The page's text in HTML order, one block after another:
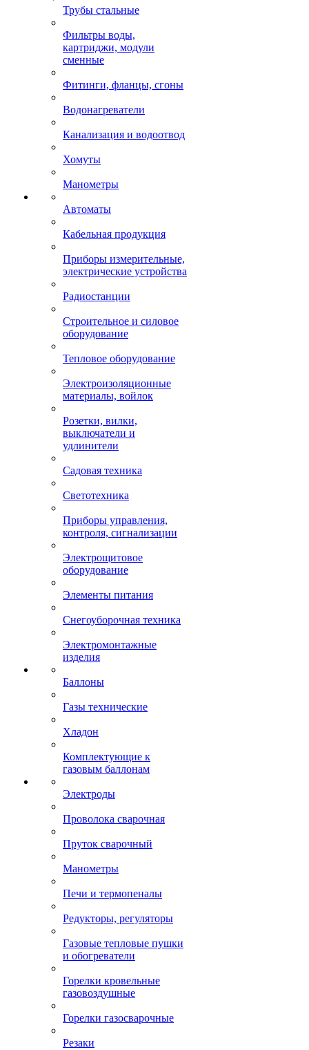
Трубы стальные
Фильтры воды,
картриджи, модули
сменные
Фитинги, фланцы, сгоны
Водонагреватели
Канализация и водоотвод
Хомуты
Манометры
Автоматы
Кабельная продукция
Приборы измерительные,
электрические устройства
Радиостанции
Строительное и силовое
оборудование
Тепловое оборудование
Электроизоляционные
материалы, войлок
Розетки, вилки,
выключатели и
удлинители
Садовая техника
Светотехника
Приборы управления,
контроля, сигнализации
Электрощитовое
оборудование
Элементы питания
Снегоуборочная техника
Электромонтажные
изделия
Баллоны
Газы технические
Хладон
Комплектующие к
газовым баллонам
Электроды
Проволока сварочная
Пруток сварочный
Манометры
Печи и термопеналы
Редукторы, регуляторы
Газовые тепловые пушки
и обогреватели
Горелки кровельные
газовоздушные
Горелки газосварочные
Резаки